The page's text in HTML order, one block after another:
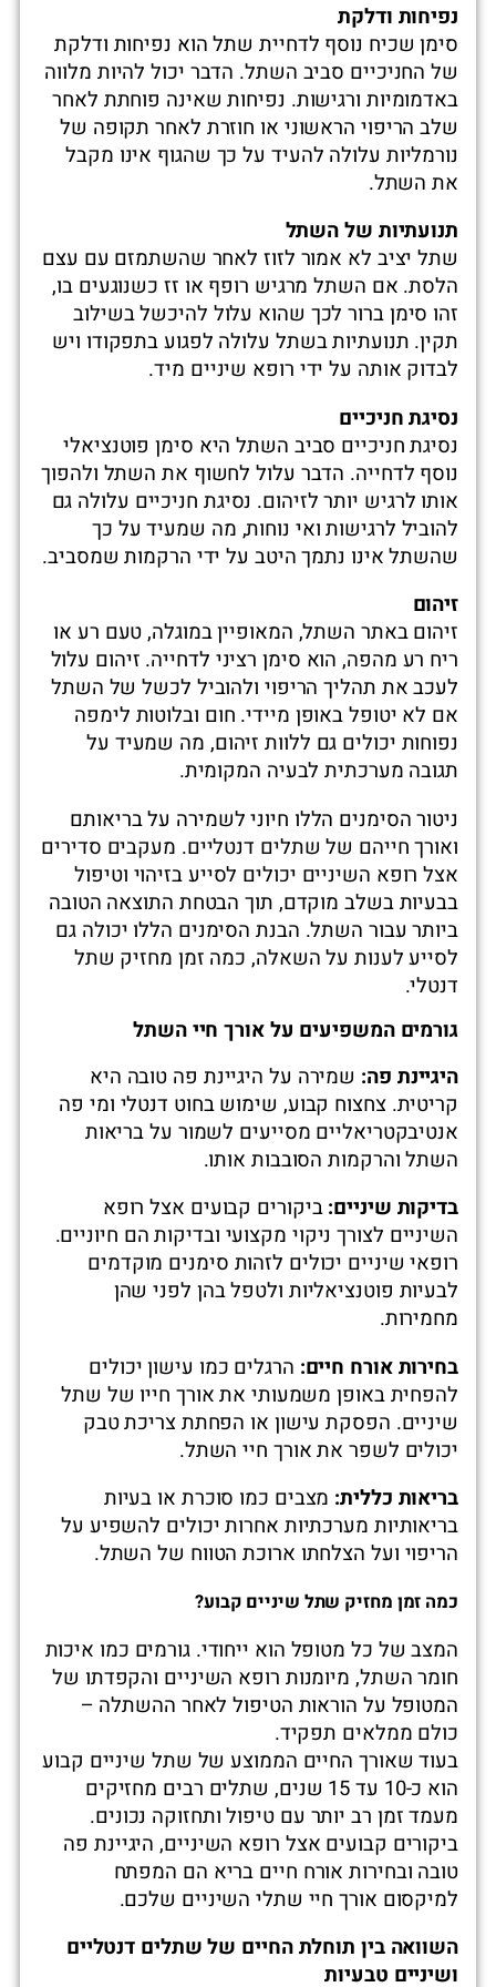
נפיחות ודלקת
סימן שכיח נוסף לדחיית שתל הוא נפיחות ודלקת
של החניכיים סביב השתל. הדבר יכול להיות מלווה
באדמומיות ורגישות. נפיחות שאינה פוחתת לאחר
שלב הריפוי הראשוני או חוזרת לאחר תקופה של
נורמליות עלולה להעיד על כך שהגוף אינו מקבל
את השתל.
תנועתיות של השתל
שתל יציב לא אמור לזוז לאחר שהשתמזם עם עצם
הלסת. אם השתל מרגיש רופף או זז כשנוגעים בו,
זהו סימן ברור לכך שהוא עלול להיכשל בשילוב
תקין. תנועתיות בשתל עלולה לפגוע בתפקודו ויש
לבדוק אותה על ידי רופא שיניים מיד.
נסיגת חניכיים
נסיגת חניכיים סביב השתל היא סימן פוטנציאלי
נוסף לדחייה. הדבר עלול לחשוף את השתל ולהפוך
אותו לרגיש יותר לזיהום. נסיגת חניכיים עלולה גם
להוביל לרגישות ואי נוחות, מה שמעיד על כך
שהשתל אינו נתמך היטב על ידי הרקמות שמסביב.
זיהום
זיהום באתר השתל, המאופיין במוגלה, טעם רע או
ריח רע מהפה, הוא סימן רציני לדחייה. זיהום עלול
לעכב את תהליך הריפוי ולהוביל לכשל של השתל
אם לא יטופל באופן מיידי. חום ובלוטות לימפה
נפוחות יכולים גם ללוות זיהום, מה שמעיד על
תגובה מערכתית לבעיה המקומית.
ניטור הסימנים הללו חיוני לשמירה על בריאותם
ואורך חייהם של שתלים דנטליים. מעקבים סדירים
אצל רופא השיניים יכולים לסייע בזיהוי וטיפול
בבעיות בשלב מוקדם, תוך הבטחת התוצאה הטובה
ביותר עבור השתל. הבנת הסימנים הללו יכולה גם
לסייע לענות על השאלה, כמה זמן מחזיק שתל
דנטלי.
גורמים המשפיעים על אורך חיי השתל
היגיינת פה: שמירה על היגיינת פה טובה היא
קריטית. צחצוח קבוע, שימוש בחוט דנטלי ומי פה
אנטיבקטריאליים מסייעים לשמור על בריאות
השתל והרקמות הסובבות אותו.
בדיקות שיניים:ביקורים קבועים אצל רופא
השיניים לצורך ניקוי מקצועי ובדיקות הם חיוניים.
רופאי שיניים יכולים לזהות סימנים מוקדמים
לבעיות פוטנציאליות ולטפל בהן לפני שהן
מחמירות.
בחירות אורח חיים: הרגלים כמו עישון יכולים
להפחית באופן משמעותי את אורך חייו של שתל
שיניים. הפסקת עישון או הפחתת צריכת טבק
יכולים לשפר את אורך חיי השתל.
בריאות כללית: מצבים כמו סוכרת או בעיות
בריאותיות מערכתיות אחרות יכולים להשפיע על
הריפוי ועל הצלחתו ארוכת הטווח של השתל.
כמה זמן מחזיק שתל שיניים קבוע?
המצב של כל מטופל הוא ייחודי. גורמים כמו איכות
חומר השתל, מיומנות רופא השיניים והקפדתו של
המטופל על הוראות הטיפול לאחר ההשתלה –
כולם ממלאים תפקיד.
בעוד שאורך החיים הממוצע של שתל שיניים קבוע
הוא כ-10 עד 15 שנים, שתלים רבים מחזיקים
מעמד זמן רב יותר עם טיפול ותחזוקה נכונים.
ביקורים קבועים אצל רופא השיניים, היגיינת פה
טובה ובחירות אורח חיים בריא הם המפתח
למיקסום אורך חיי שתלי השיניים שלכם.
השוואה בין תוחלת החיים של שתלים דנטליים
ושיניים טבעיות